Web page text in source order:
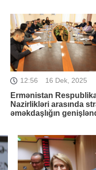
12:56 16 Dek, 2025
Ermənistan
Nazirlikləri arasında
əməkdaşlığın